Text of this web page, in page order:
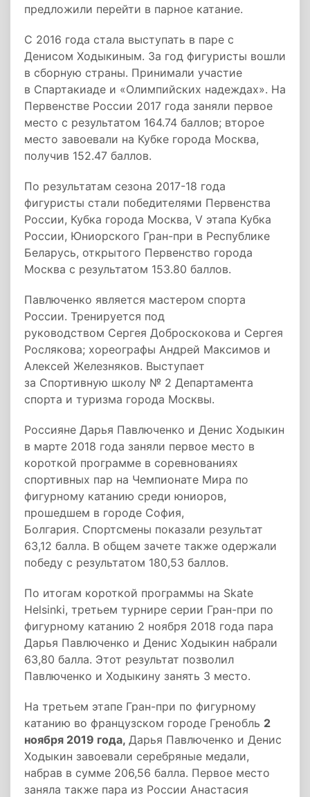
предложили перейти в парное катание.
С 2016 года стала выступать в паре с
Денисом Ходыкиным. За год фигуристы вошли
в сборную страны. Принимали участие
в Спартакиаде и «Олимпийских надеждах». На
Первенстве России 2017 года заняли первое
место с результатом 164.74 баллов; второе
место завоевали на Кубке города Москва,
получив 152.47 баллов.
По результатам сезона 2017-18 года
фигуристы стали победителями Первенства
России, Кубка города Москва, V этапа Кубка
России, Юниорского Гран-при в Республике
Беларусь, открытого Первенство города
Москва с результатом 153.80 баллов.
Павлюченко является мастером спорта
России. Тренируется под
руководством Сергея Доброскокова и Сергея
Рослякова; хореографы Андрей Максимов и
Алексей Железняков. Выступает
за Спортивную школу № 2 Департамента
спорта и туризма города Москвы.
Россияне Дарья Павлюченко и Денис Ходыкин
в марте 2018 года заняли первое место в
короткой программе в соревнованиях
спортивных пар на Чемпионате Мира по
фигурному катанию среди юниоров,
прошедшем в городе София,
Болгария. Спортсмены показали результат
63,12 балла. В общем зачете также одержали
победу с результатом 180,53 баллов.
По итогам короткой программы на Skate
Helsinki, третьем турнире серии Гран-при по
фигурному катанию 2 ноября 2018 года пара
Дарья Павлюченко и Денис Ходыкин набрали
63,80 балла. Этот результат позволил
Павлюченко и Ходыкину занять 3 место.
На третьем этапе Гран-при по фигурному
катанию во французском городе Гренобль 2
ноября 2019 года, Дарья Павлюченко и Денис
Ходыкин завоевали серебряные медали,
набрав в сумме 206,56 балла. Первое место
заняла также пара из России Анастасия